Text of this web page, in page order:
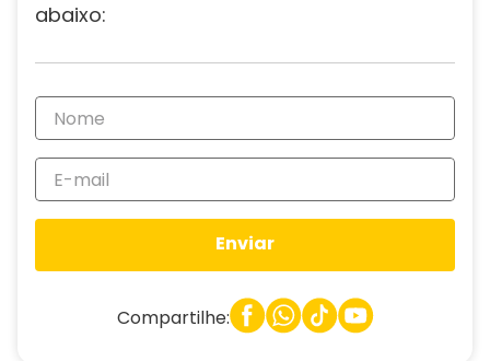
abaixo:
Enviar
Compartilhe: